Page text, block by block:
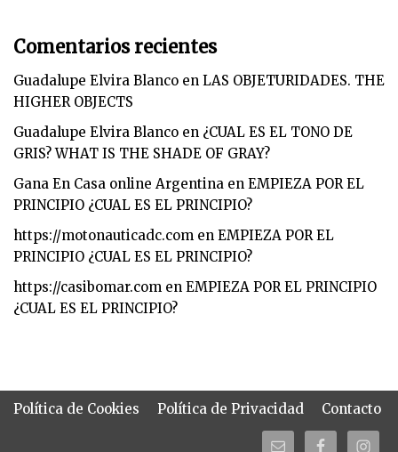
Comentarios recientes
Guadalupe Elvira Blanco en LAS OBJETURIDADES. THE
HIGHER OBJECTS
Guadalupe Elvira Blanco en ¿CUAL ES EL TONO DE
GRIS? WHAT IS THE SHADE OF GRAY?
Gana En Casa online Argentina en EMPIEZA POR EL
PRINCIPIO ¿CUAL ES EL PRINCIPIO?
https://motonauticadc.com en EMPIEZA POR EL
PRINCIPIO ¿CUAL ES EL PRINCIPIO?
https://casibomar.com en EMPIEZA POR EL PRINCIPIO
¿CUAL ES EL PRINCIPIO?
Política de Cookies Política de Privacidad Contacto